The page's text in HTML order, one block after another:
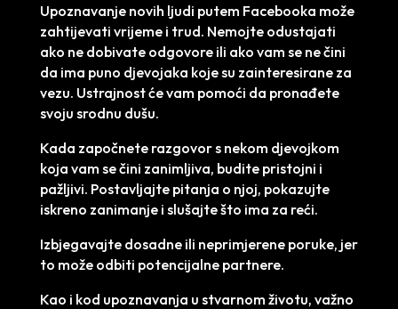
Upoznavanje novih ljudi putem Facebooka može
zahtijevati vrijeme i trud. Nemojte odustajati
ako ne dobivate odgovore ili ako vam se ne čini
da ima puno djevojaka koje su zainteresirane za
vezu. Ustrajnost će vam pomoći da pronađete
svoju srodnu dušu.
Kada započnete razgovor s nekom djevojkom
koja vam se čini zanimljiva, budite pristojni i
pažljivi. Postavljajte pitanja o njoj, pokazujte
iskreno zanimanje i slušajte što ima za reći.
Izbjegavajte dosadne ili neprimjerene poruke, jer
to može odbiti potencijalne partnere.
Kao i kod upoznavanja u stvarnom životu, važno